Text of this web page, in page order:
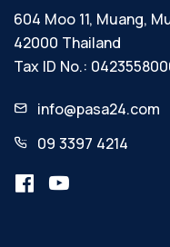
604 Moo 11, Muang,
42000 Thailand
Tax ID No.:
info@pasa24.com
09 3397 4214